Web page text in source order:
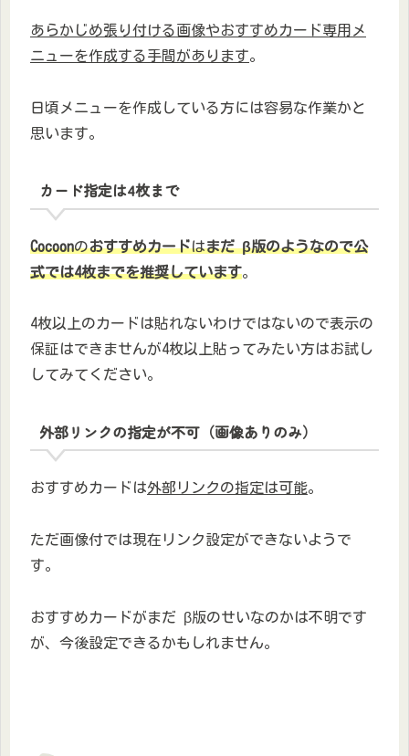
あらかじめ張り付ける画像やおすすめカード専用メ
ニューを作成する手間があります。
日頃メニューを作成している方には容易な作業かと
思います。
カード指定は4枚まで
Cocoonのおすすめカードはまだ β版のようなので公
式では4枚までを推奨しています。
4枚以上のカードは貼れないわけではないので表示の
保証はできませんが4枚以上貼ってみたい方はお試し
してみてください。
外部リンクの指定が不可（画像ありのみ）
おすすめカードは外部リンクの指定は可能。
ただ画像付では現在リンク設定ができないようで
す。
おすすめカードがまだ β版のせいなのかは不明です
が、今後設定できるかもしれません。